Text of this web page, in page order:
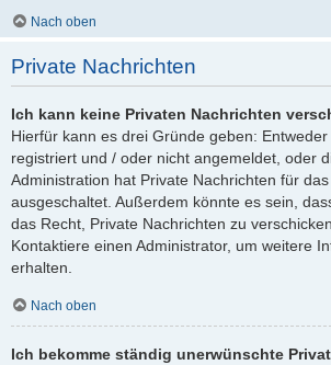
Nach oben
Private Nachrichten
Ich kann keine Privaten Nachrichten
Hierfür kann es drei Gründe geben:
registriert und / oder nicht angemeldet, oder
Administration hat Private Nachrichten für
ausgeschaltet. Außerdem könnte es sein,
das Recht, Private Nachrichten zu
Kontaktiere einen Administrator, um weitere
erhalten.
Nach oben
Ich bekomme ständig unerwünschte